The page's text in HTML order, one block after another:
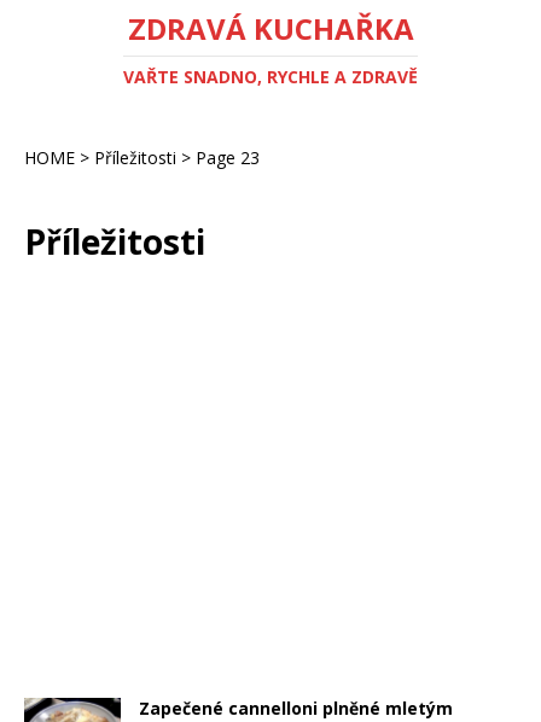
ZDRAVÁ KUCHAŘKA
VAŘTE SNADNO, RYCHLE A ZDRAVĚ
HOME > Příležitosti > Page 23
Příležitosti
Zapečené cannelloni plněné mletým